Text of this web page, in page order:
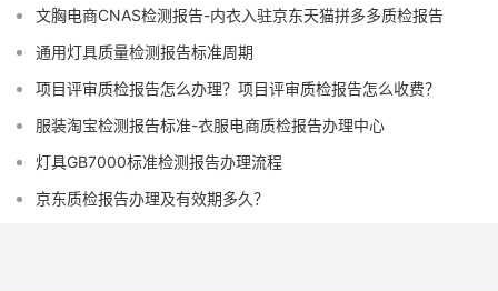
文胸电商CNAS检测报告-内衣入驻京东天猫拼多多质检报告
通用灯具质量检测报告标准周期
项目评审质检报告怎么办理？项目评审质检报告怎么收费？
服装淘宝检测报告标准-衣服电商质检报告办理中心
灯具GB7000标准检测报告办理流程
京东质检报告办理及有效期多久？